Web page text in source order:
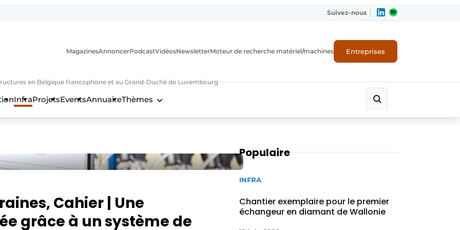
Suivez-nous
en Belgique francophone et au Grand-Duché de Luxembourg
MagazinesAnnoncerPodcastVidéosNewsletterMoteur de recherche matériel/machines Entreprises
InfraProjetsEventsAnnuaireThèmes
Cahier | Une
grâce à un système de
Populaire
INFRA
Chantier exemplaire pour le premier
échangeur en diamant de Wallonie